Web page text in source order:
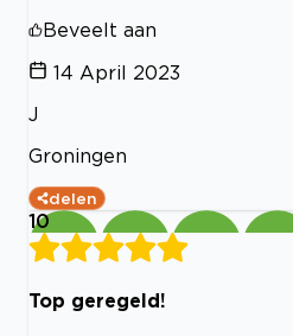
Beveelt aan
14 April 2023
J
Groningen
delen
10
Top geregeld!